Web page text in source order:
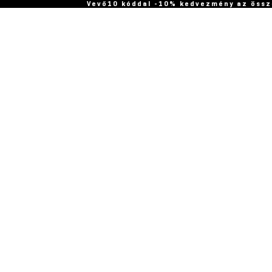
Vevő10 kóddal -10% kedvezmény az